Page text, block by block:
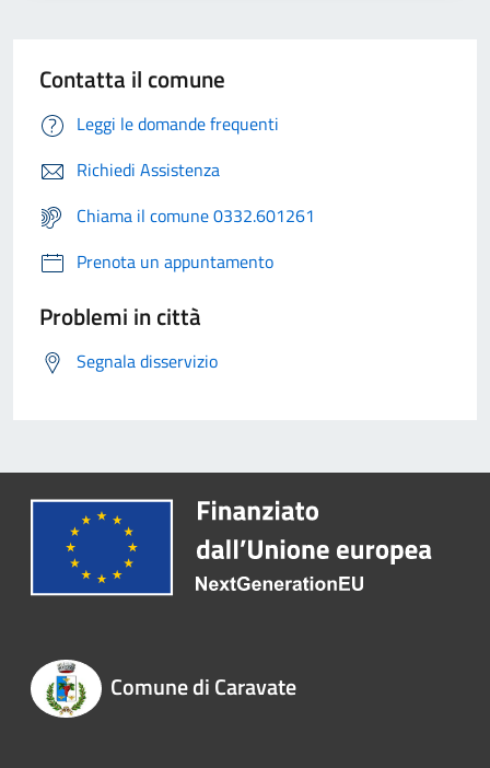
Contatta il comune
Leggi le domande frequenti
Richiedi Assistenza
Chiama il comune 0332.601261
Prenota un appuntamento
Problemi in città
Segnala disservizio
Comune di Caravate